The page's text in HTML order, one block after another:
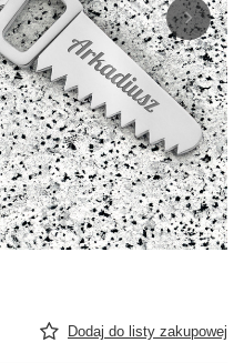
Dodaj do listy zakupowej